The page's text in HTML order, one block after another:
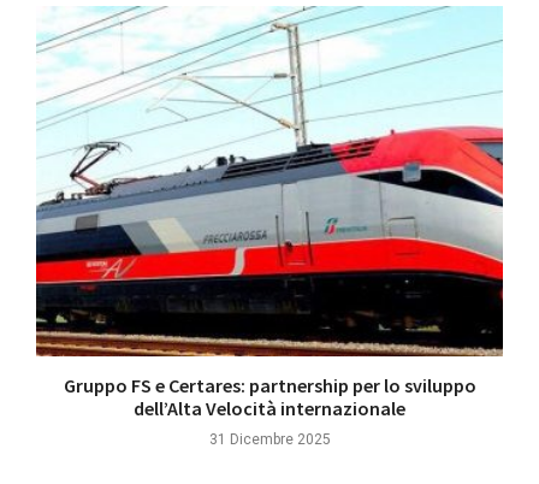
Gruppo FS e Certares: partnership per lo sviluppo
dell’Alta Velocità internazionale
31 Dicembre 2025